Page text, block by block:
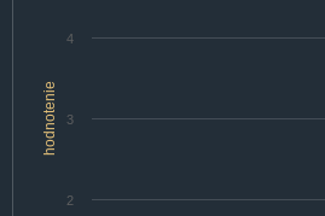
hodnotenie
2
3
4